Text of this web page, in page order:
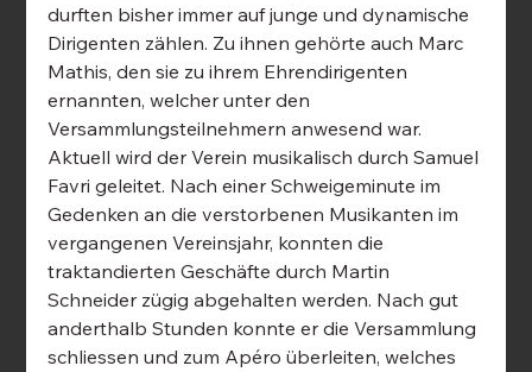
durften bisher immer auf junge und dynamische
Dirigenten zählen. Zu ihnen gehörte auch Marc
Mathis, den sie zu ihrem Ehrendirigenten
ernannten, welcher unter den
Versammlungsteilnehmern anwesend war.
Aktuell wird der Verein musikalisch durch Samuel
Favri geleitet. Nach einer Schweigeminute im
Gedenken an die verstorbenen Musikanten im
vergangenen Vereinsjahr, konnten die
traktandierten Geschäfte durch Martin
Schneider zügig abgehalten werden. Nach gut
anderthalb Stunden konnte er die Versammlung
schliessen und zum Apéro überleiten, welches